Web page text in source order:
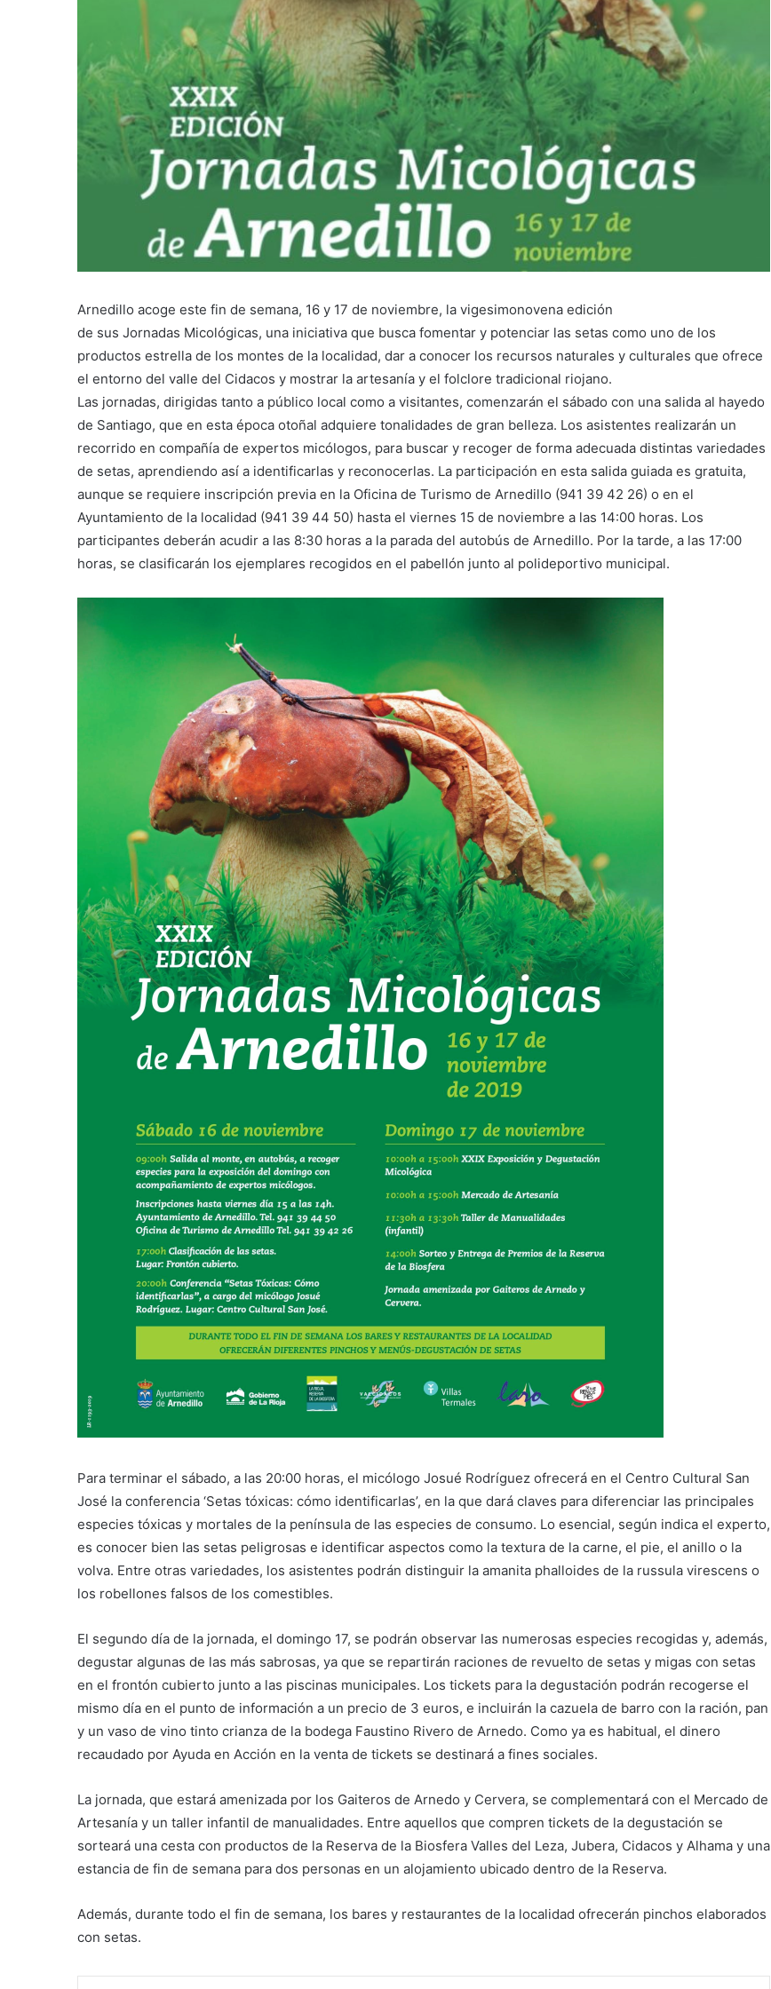
Arnedillo acoge este fin de semana, 16 y 17 de noviembre, la vigesimonovena edición
de sus Jornadas Micológicas, una iniciativa que busca fomentar y potenciar las setas como uno de los
productos estrella de los montes de la localidad, dar a conocer los recursos naturales y culturales que ofrece
el entorno del valle del Cidacos y mostrar la artesanía y el folclore tradicional riojano.
Las jornadas, dirigidas tanto a público local como a visitantes, comenzarán el sábado con una salida al hayedo
de Santiago, que en esta época otoñal adquiere tonalidades de gran belleza. Los asistentes realizarán un
recorrido en compañía de expertos micólogos, para buscar y recoger de forma adecuada distintas variedades
de setas, aprendiendo así a identificarlas y reconocerlas. La participación en esta salida guiada es gratuita,
aunque se requiere inscripción previa en la Oficina de Turismo de Arnedillo (941 39 42 26) o en el
Ayuntamiento de la localidad (941 39 44 50) hasta el viernes 15 de noviembre a las 14:00 horas. Los
participantes deberán acudir a las 8:30 horas a la parada del autobús de Arnedillo. Por la tarde, a las 17:00
horas, se clasificarán los ejemplares recogidos en el pabellón junto al polideportivo municipal.
Para terminar el sábado, a las 20:00 horas, el micólogo Josué Rodríguez ofrecerá en el Centro Cultural San
José la conferencia ‘Setas tóxicas: cómo identificarlas’, en la que dará claves para diferenciar las principales
especies tóxicas y mortales de la península de las especies de consumo. Lo esencial, según indica el experto,
es conocer bien las setas peligrosas e identificar aspectos como la textura de la carne, el pie, el anillo o la
volva. Entre otras variedades, los asistentes podrán distinguir la amanita phalloides de la russula virescens o
los robellones falsos de los comestibles.
El segundo día de la jornada, el domingo 17, se podrán observar las numerosas especies recogidas y, además,
degustar algunas de las más sabrosas, ya que se repartirán raciones de revuelto de setas y migas con setas
en el frontón cubierto junto a las piscinas municipales. Los tickets para la degustación podrán recogerse el
mismo día en el punto de información a un precio de 3 euros, e incluirán la cazuela de barro con la ración, pan
y un vaso de vino tinto crianza de la bodega Faustino Rivero de Arnedo. Como ya es habitual, el dinero
recaudado por Ayuda en Acción en la venta de tickets se destinará a fines sociales.
La jornada, que estará amenizada por los Gaiteros de Arnedo y Cervera, se complementará con el Mercado de
Artesanía y un taller infantil de manualidades. Entre aquellos que compren tickets de la degustación se
sorteará una cesta con productos de la Reserva de la Biosfera Valles del Leza, Jubera, Cidacos y Alhama y una
estancia de fin de semana para dos personas en un alojamiento ubicado dentro de la Reserva.
Además, durante todo el fin de semana, los bares y restaurantes de la localidad ofrecerán pinchos elaborados
con setas.